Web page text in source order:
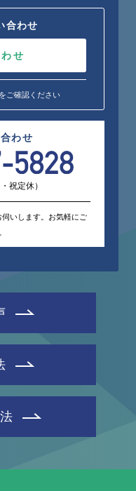
合わせ
せ
ご確認ください
わせ
祝定休）
いします。お気軽にご